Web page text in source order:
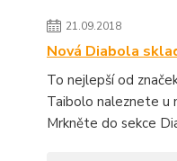
21.09.2018
Nová Diabola
To nejlepší od
Taibolo naleznete u
Mrkněte do sekce